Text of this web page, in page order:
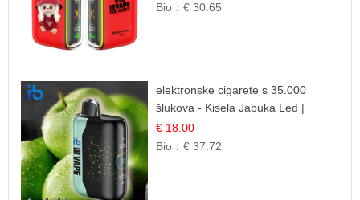
Bio：€ 30.65
elektronske cigarete s 35.000
šlukova - Kisela Jabuka Led |
Osježavajući Kiselo-Slatki Okus
€ 18.00
Bio：€ 37.72